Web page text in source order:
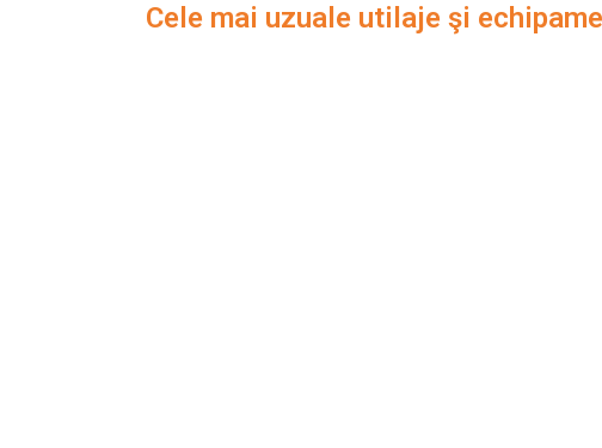
Cele mai uzuale utilaje şi